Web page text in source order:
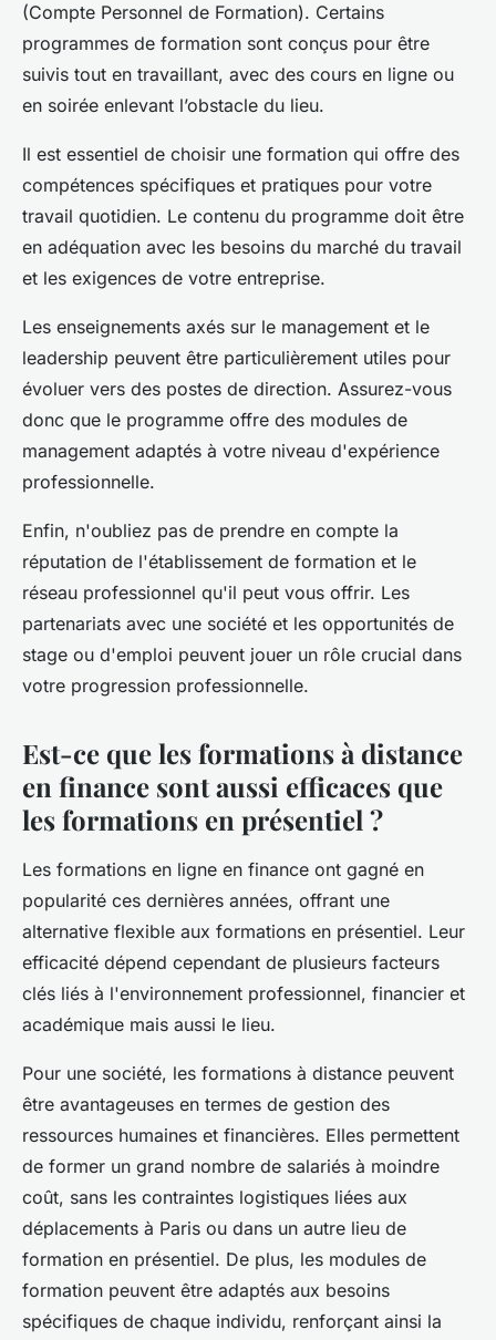
(Compte Personnel de Formation). Certains
programmes de formation sont conçus pour être
suivis tout en travaillant, avec des cours en ligne ou
en soirée enlevant l’obstacle du lieu.
Il est essentiel de choisir une formation qui offre des
compétences spécifiques et pratiques pour votre
travail quotidien. Le contenu du programme doit être
en adéquation avec les besoins du marché du travail
et les exigences de votre entreprise.
Les enseignements axés sur le management et le
leadership peuvent être particulièrement utiles pour
évoluer vers des postes de direction. Assurez-vous
donc que le programme offre des modules de
management adaptés à votre niveau d'expérience
professionnelle.
Enfin, n'oubliez pas de prendre en compte la
réputation de l'établissement de formation et le
réseau professionnel qu'il peut vous offrir. Les
partenariats avec une société et les opportunités de
stage ou d'emploi peuvent jouer un rôle crucial dans
votre progression professionnelle.
Est-ce que les formations à distance
en finance sont aussi efficaces que
les formations en présentiel ?
Les formations en ligne en finance ont gagné en
popularité ces dernières années, offrant une
alternative flexible aux formations en présentiel. Leur
efficacité dépend cependant de plusieurs facteurs
clés liés à l'environnement professionnel, financier et
académique mais aussi le lieu.
Pour une société, les formations à distance peuvent
être avantageuses en termes de gestion des
ressources humaines et financières. Elles permettent
de former un grand nombre de salariés à moindre
coût, sans les contraintes logistiques liées aux
déplacements à Paris ou dans un autre lieu de
formation en présentiel. De plus, les modules de
formation peuvent être adaptés aux besoins
spécifiques de chaque individu, renforçant ainsi la